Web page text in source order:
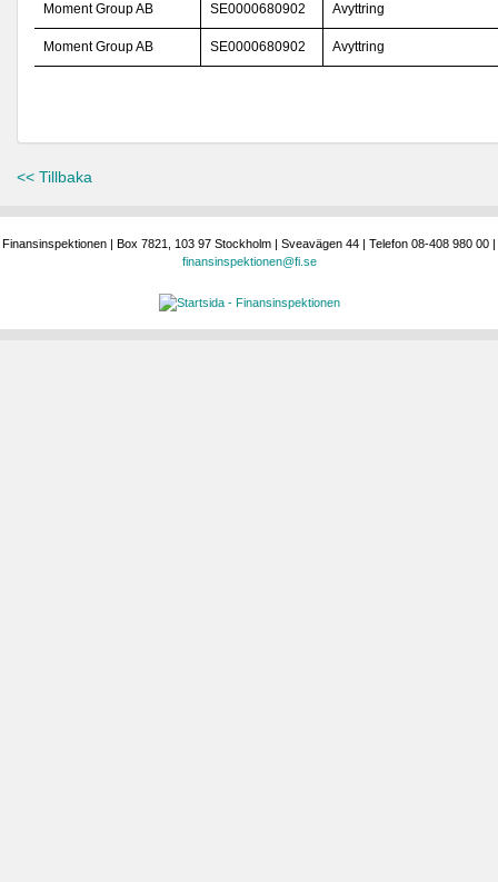
Moment Group AB SE0000680902 Avyttring
Moment Group AB SE0000680902 Avyttring
<< Tillbaka
Finansinspektionen | Box 7821, 103 97 Stockholm | Sveavägen 44 | Telefon 08-408 980 00 |
finansinspektionen@fi.se